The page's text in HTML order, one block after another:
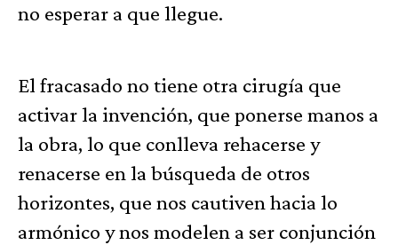
no esperar a que llegue.
El fracasado no tiene otra cirugía que
activar la invención, que ponerse manos a
la obra, lo que conlleva rehacerse y
renacerse en la búsqueda de otros
horizontes, que nos cautiven hacia lo
armónico y nos modelen a ser conjunción